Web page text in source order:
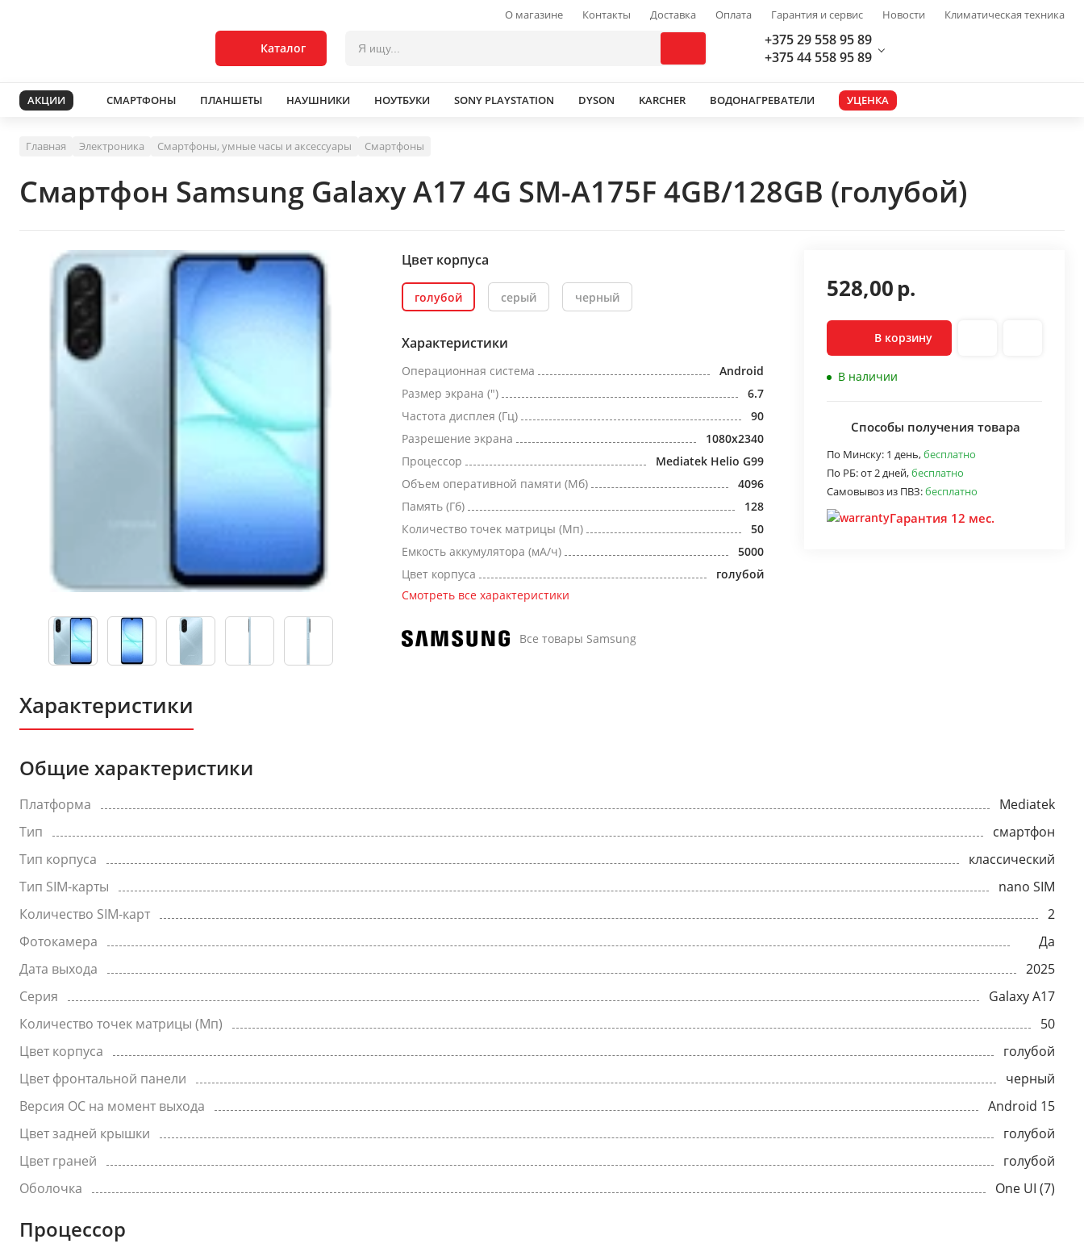
О магазине Контакты Доставка Оплата Гарантия и сервис Новости Климатическая техника
Каталог
+375 29 558 95 89
+375 44 558 95 89
АКЦИИ СМАРТФОНЫ ПЛАНШЕТЫ НАУШНИКИ НОУТБУКИ SONY PLAYSTATION DYSON KARCHER ВОДОНАГРЕВАТЕЛИ УЦЕНКА
Главная Электроника Смартфоны, умные часы и аксессуары Смартфоны
Смартфон Samsung Galaxy A17 4G SM-A175F 4GB/128GB (голубой)
Цвет корпуса
голубой серый черный
Характеристики
Операционная система
Android
Размер экрана (")
6.7
Частота дисплея (Гц)
90
Разрешение экрана
1080x2340
Процессор
Mediatek Helio G99
Объем оперативной памяти (Мб)
4096
Память (Гб)
128
Количество точек матрицы (Мп)
50
Емкость аккумулятора (мА/ч)
5000
Цвет корпуса
голубой
Смотреть все характеристики
Все товары Samsung
528,00р.
В корзину
В наличии
Способы получения товара
По Минску: 1 день,бесплатно
По РБ:от 2 дней,бесплатно
Самовывоз из ПВЗ:бесплатно
Гарантия 12 мес.
Характеристики
Общие характеристики
Платформа
Mediatek
Тип
смартфон
Тип корпуса
классический
Тип SIM-карты
nano SIM
Количество SIM-карт
2
Фотокамера
Да
Дата выхода
2025
Серия
Galaxy A17
Количество точек матрицы (Мп)
50
Цвет корпуса
голубой
Цвет фронтальной панели
черный
Версия ОС на момент выхода
Android 15
Цвет задней крышки
голубой
Цвет граней
голубой
Оболочка
One UI (7)
Процессор